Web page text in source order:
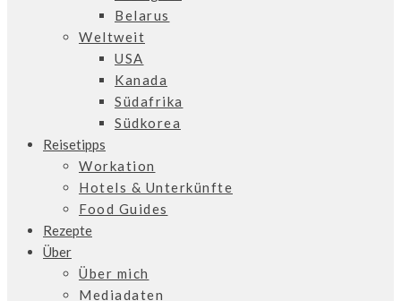
Belarus
Weltweit
USA
Kanada
Südafrika
Südkorea
Reisetipps
Workation
Hotels & Unterkünfte
Food Guides
Rezepte
Über
Über mich
Mediadaten